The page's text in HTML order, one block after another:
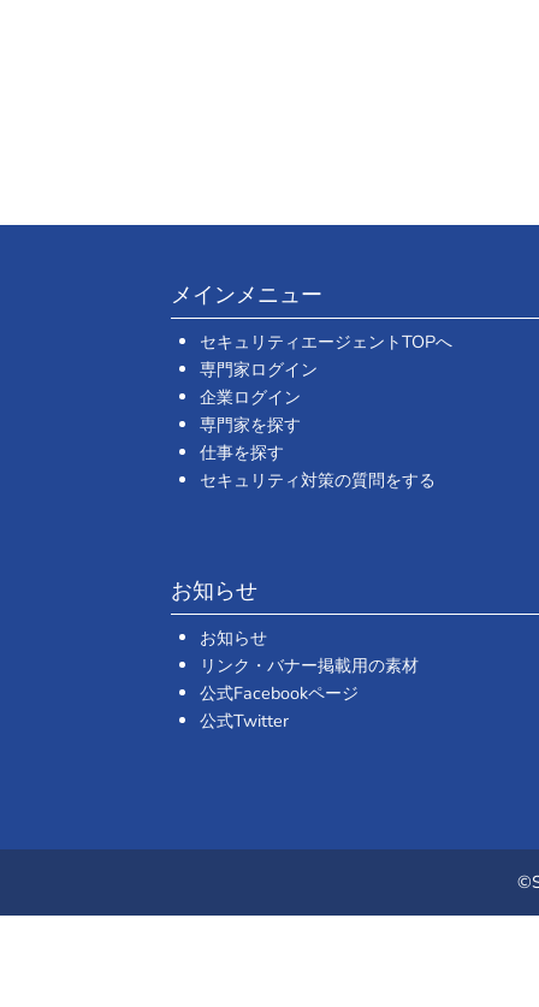
メインメニュー
セキュリティエージェントTOPへ
専門家ログイン
企業ログイン
専門家を探す
仕事を探す
セキュリティ対策の質問をする
お知らせ
お知らせ
リンク・バナー掲載用の素材
公式Facebookページ
公式Twitter